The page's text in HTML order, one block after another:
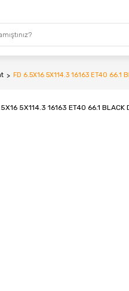
FD 6.5X16 5X114.3 16163 ET40 66.1